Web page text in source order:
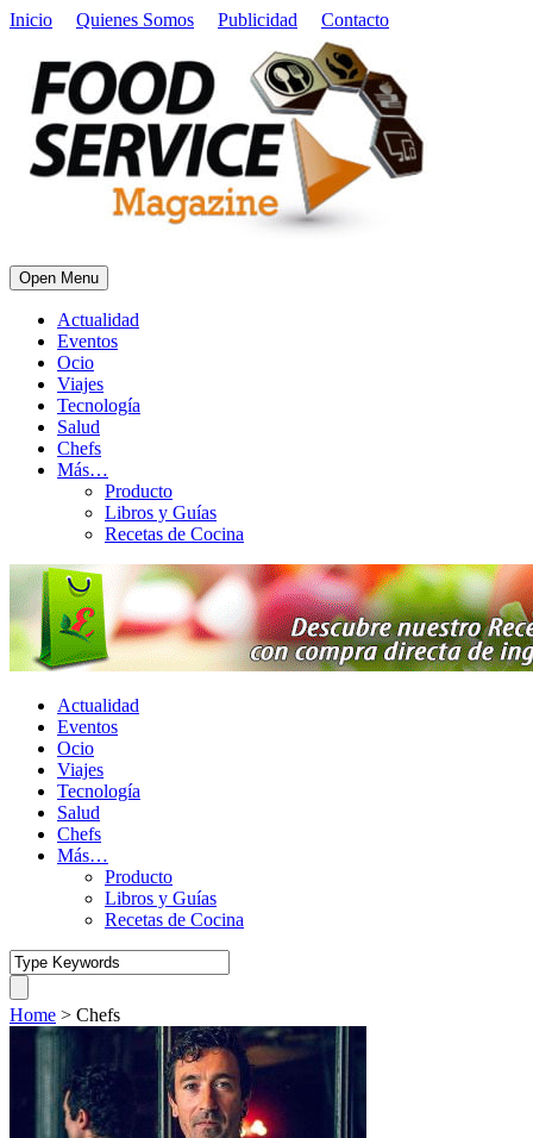
Inicio Quienes Somos Publicidad Contacto
Open Menu
Actualidad
Eventos
Ocio
Viajes
Tecnología
Salud
Chefs
Más…
Producto
Libros y Guías
Recetas de Cocina
Actualidad
Eventos
Ocio
Viajes
Tecnología
Salud
Chefs
Más…
Producto
Libros y Guías
Recetas de Cocina
Home > Chefs